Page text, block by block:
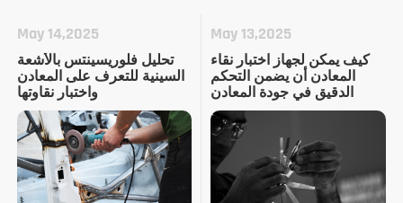
May 14,2025
تحليل فلوريسينتس بالأشعة
السينية للتعرف على المعادن
واختبار نقاوتها
May 13,2025
كيف يمكن لجهاز اختبار نقاء
المعادن أن يضمن التحكم
الدقيق في جودة المعادن
-تقنية XRF.